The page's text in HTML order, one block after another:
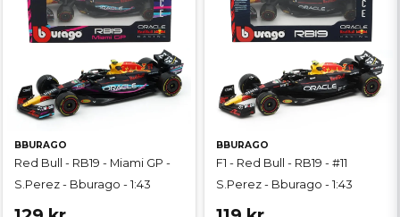
BBURAGO
Red Bull - RB19 - Miami GP -
S.Perez - Bburago - 1:43
BBURAGO
F1 - Red Bull - RB19 - #11
S.Perez - Bburago - 1:43